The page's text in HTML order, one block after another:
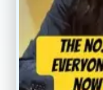
Privacy Policy
Sitemap